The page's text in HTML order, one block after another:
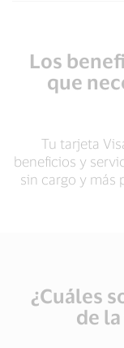
Los
que
Tu tarjeta
beneficios y
sin cargo y más
¿Cuáles
de